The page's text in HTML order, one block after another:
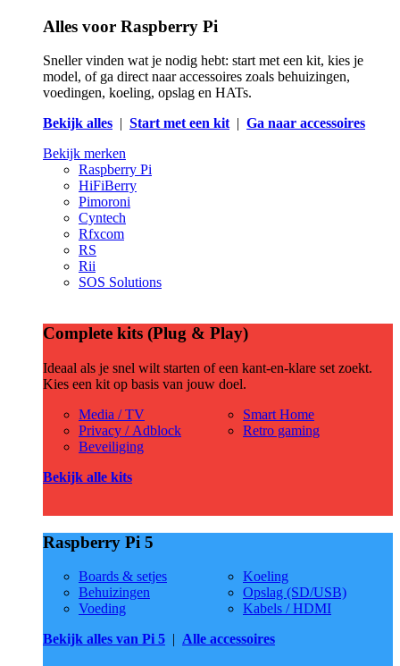
Alles voor Raspberry Pi
Sneller vinden wat je nodig hebt: start met een kit, kies je
model, of ga direct naar accessoires zoals behuizingen,
voedingen, koeling, opslag en HATs.
Bekijk alles | Start met een kit| Ga naar accessoires
Bekijk merken
Raspberry Pi
HiFiBerry
Pimoroni
Cyntech
Rfxcom
RS
Rii
SOS Solutions
Complete kits (Plug & Play)
Ideaal als je snel wilt starten of een kant-en-klare set zoekt.
Kies een kit op basis van jouw doel.
Media / TV
Privacy / Adblock
Beveiliging
Smart Home
Retro gaming
Bekijk alle kits
Raspberry Pi 5
Boards & setjes
Behuizingen
Voeding
Koeling
Opslag (SD/USB)
Kabels / HDMI
Bekijk alles van Pi 5 | Alle accessoires